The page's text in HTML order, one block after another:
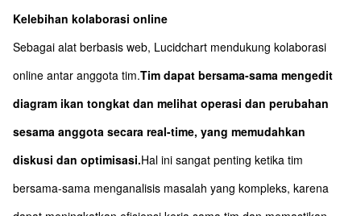
Kelebihan kolaborasi online
Sebagai alat berbasis web, Lucidchart mendukung kolaborasi
online antar anggota tim.Tim dapat bersama-sama mengedit
diagram ikan tongkat dan melihat operasi dan perubahan
sesama anggota secara real-time, yang memudahkan
diskusi dan optimisasi.Hal ini sangat penting ketika tim
bersama-sama menganalisis masalah yang kompleks, karena